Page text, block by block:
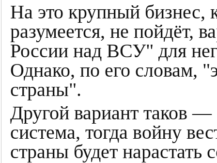
На это крупный бизнес,
разумеется, не пойдёт,
России над ВСУ" для
Однако, по его словам,
страны".
Другой вариант таков
система, тогда войну
страны будет нарастать